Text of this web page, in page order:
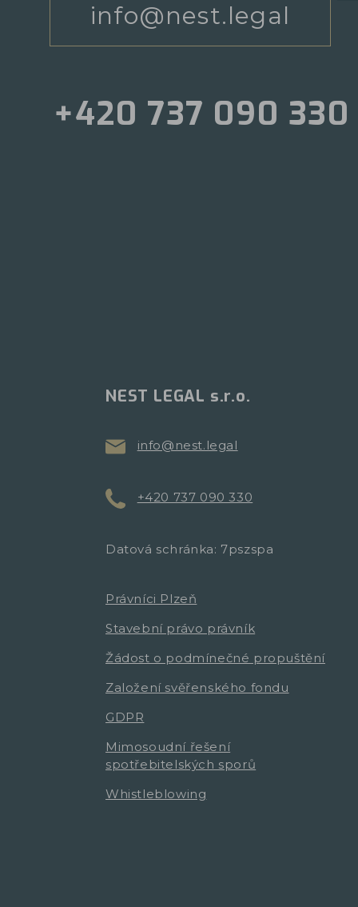
info@nest.legal
+420 737 090 330
NEST LEGAL s.r.o.
info@nest.legal
+420 737 090 330
Datová schránka: 7pszspa
Právníci Plzeň
Stavební právo právník
Žádost o podmínečné propuštění
Založení svěřenského fondu
GDPR
Mimosoudní řešení
spotřebitelských sporů
Whistleblowing